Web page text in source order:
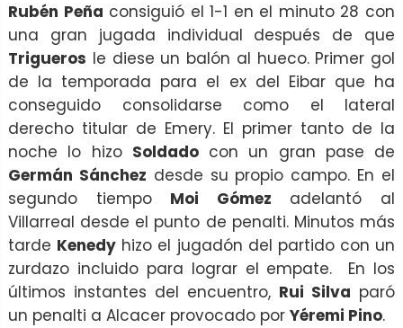
Rubén Peña consiguió el 1-1 en el minuto 28 con
una gran jugada individual después de que
Trigueros le diese un balón al hueco. Primer gol
de la temporada para el ex del Eibar que ha
conseguido consolidarse como el lateral
derecho titular de Emery. El primer tanto de la
noche lo hizo Soldadocon un gran pase de
Germán Sánchez desde su propio campo. En el
segundo tiempo Moi Gómez adelantó al
Villarreal desde el punto de penalti. Minutos más
tarde Kenedy hizo el jugadón del partido con un
zurdazo incluido para lograr el empate. En los
últimos instantes del encuentro, Rui Silva paró
un penalti a Alcacer provocado por Yéremi Pino.